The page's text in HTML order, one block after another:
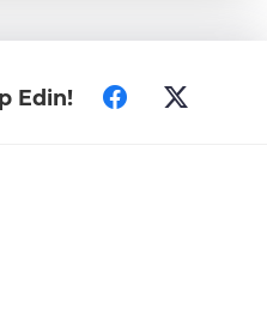
arasında 'hava'da
kapasitesi artırıldı
Edin!